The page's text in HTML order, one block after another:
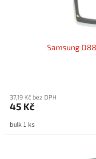
Samsung
37,19 Kč bez DPH
45 Kč
bulk 1 ks